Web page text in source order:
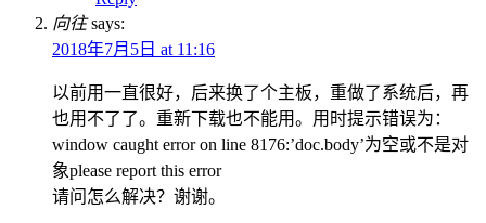
向往 says:
2018年7月5日 at 11:16
以前用一直很好，后来换了个主板，重做了系统后，再
也用不了了。重新下载也不能用。用时提示错误为：
window caught error on line 8176:’doc.body’为空或不是对
象please report this error
请问怎么解决？谢谢。